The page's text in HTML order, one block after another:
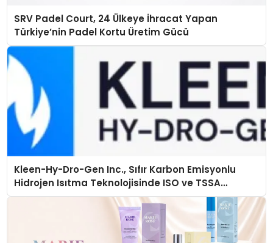
SRV Padel Court, 24 Ülkeye İhracat Yapan
Türkiye’nin Padel Kortu Üretim Gücü
Kleen-Hy-Dro-Gen Inc., Sıfır Karbon Emisyonlu
Hidrojen Isıtma Teknolojisinde ISO ve TSSA
Düzenleyici Onaylarını Aldı